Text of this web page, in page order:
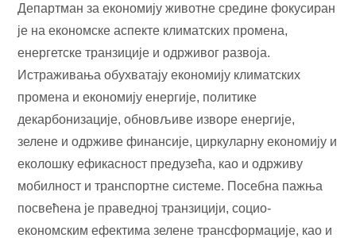
Департман за економију животне средине фокусиран
је на економске аспекте климатских промена,
енергетске транзиције и одрживог развоја.
Истраживања обухватају економију климатских
промена и економију енергије, политике
декарбонизације, обновљиве изворе енергије,
зелене и одрживе финансије, циркуларну економију и
еколошку ефикасност предузећа, као и одрживу
мобилност и транспортне системе. Посебна пажња
посвећена је праведној транзицији, социо-
економским ефектима зелене трансформације, као и